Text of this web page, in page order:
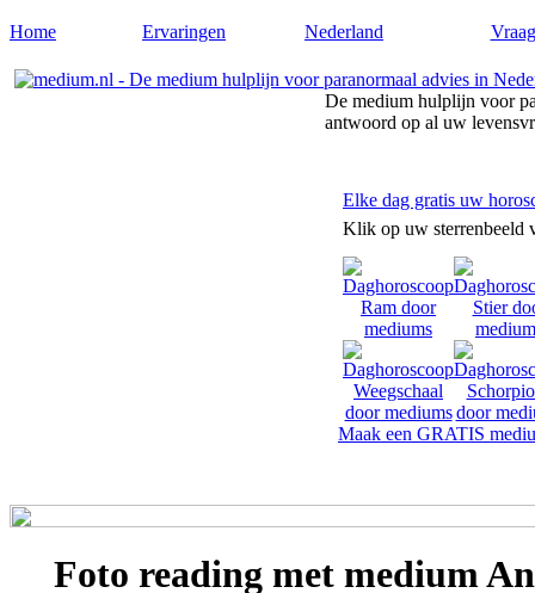
Home Ervaringen Nederland
De medium hulplijn voor
antwoord op al uw
Elke dag gratis uw
Klik op uw sterrenbeeld
Maak een GRATIS
Foto reading met medium